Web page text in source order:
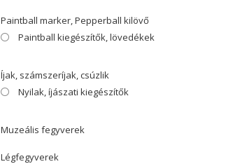
Paintball marker, Pepperball kilövő
Paintball kiegészítők, lövedékek
Íjak, számszeríjak, csúzlik
Nyilak, íjászati kiegészítők
Muzeális fegyverek
Légfegyverek